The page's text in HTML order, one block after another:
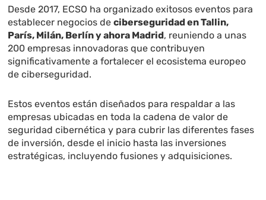
Desde 2017, ECSO ha organizado exitosos eventos para
establecer negocios deciberseguridad en Tallin,
París, Milán, Berlín y ahora Madrid, reuniendo a unas
200 empresas innovadoras que contribuyen
significativamente a fortalecer el ecosistema europeo
de ciberseguridad.
Estos eventos están diseñados para respaldar a las
empresas ubicadas en toda la cadena de valor de
seguridad cibernética y para cubrir las diferentes fases
de inversión, desde el inicio hasta las inversiones
estratégicas, incluyendo fusiones y adquisiciones.